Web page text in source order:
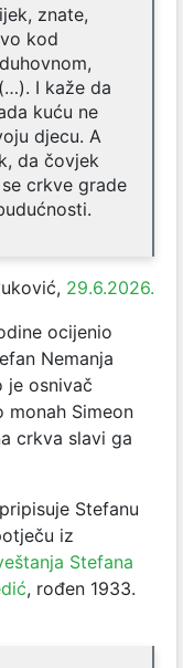
znate,
kod
I kaže da
kuću ne
djecu. A
da čovjek
crkve grade
29.6.2026.
ocijenio
Nemanja
je osnivač
monah Simeon
crkva slavi ga
Stefanu
iz
Stefana
, rođen 1933.